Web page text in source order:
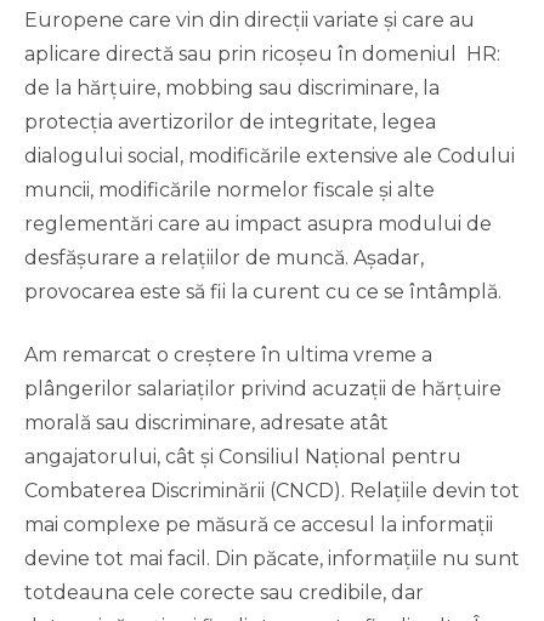
Europene care vin din direcții variate și care au
aplicare directă sau prin ricoșeu în domeniul HR:
de la hărțuire, mobbing sau discriminare, la
protecția avertizorilor de integritate, legea
dialogului social, modificările extensive ale Codului
muncii, modificările normelor fiscale și alte
reglementări care au impact asupra modului de
desfășurare a relațiilor de muncă. Așadar,
provocarea este să fii la curent cu ce se întâmplă.
Am remarcat o creștere în ultima vreme a
plângerilor salariaților privind acuzații de hărțuire
morală sau discriminare, adresate atât
angajatorului, cât și Consiliul Național pentru
Combaterea Discriminării (CNCD). Relațiile devin tot
mai complexe pe măsură ce accesul la informații
devine tot mai facil. Din păcate, informațiile nu sunt
totdeauna cele corecte sau credibile, dar